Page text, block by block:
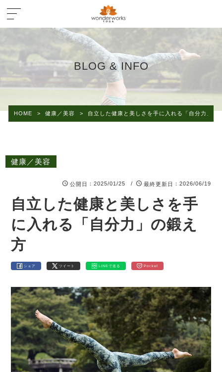
BLOG & INFO
HOME > 健康／美容 > 自立した健康と美しさを手に入れる「自分力」の
健康／美容
公開日 ：2025/01/25 / 最終更新日 ：2026/06/19
自立した健康と美しさを手
に入れる「自分力」の鍛え
方
シェア ツイート LINEで送る Pocket